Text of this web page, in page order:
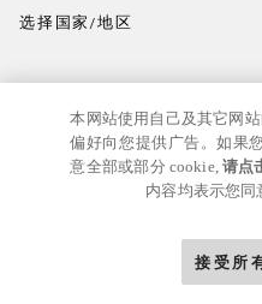
点击此处选择国家/地区和语言。
选择国家/地区
本网站使用自己及其它网
偏好向您提供广告。如果
意全部或部分 cookie,请点
内容均表示您同
接受所